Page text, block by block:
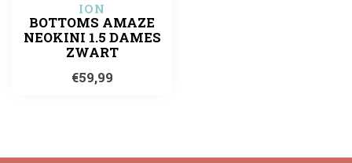
ION
BOTTOMS AMAZE
NEOKINI 1.5 DAMES
ZWART
€59,99